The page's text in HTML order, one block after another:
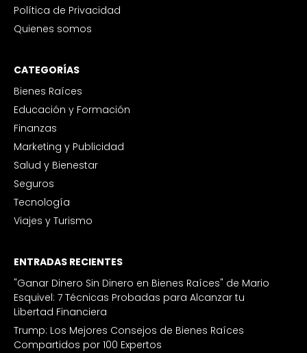
Política de Privacidad
Quienes somos
CATEGORÍAS
Bienes Raíces
Educación y Formación
Finanzas
Marketing y Publicidad
Salud y Bienestar
Seguros
Tecnología
Viajes y Turismo
ENTRADAS RECIENTES
"Ganar Dinero Sin Dinero en Bienes Raíces" de Mario
Esquivel: 7 Técnicas Probadas para Alcanzar tu
Libertad Financiera
Trump: Los Mejores Consejos de Bienes Raíces
Compartidos por 100 Expertos